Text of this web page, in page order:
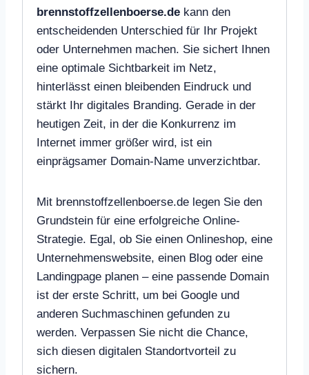
brennstoffzellenboerse.de kann den
entscheidenden Unterschied für Ihr Projekt
oder Unternehmen machen. Sie sichert Ihnen
eine optimale Sichtbarkeit im Netz,
hinterlässt einen bleibenden Eindruck und
stärkt Ihr digitales Branding. Gerade in der
heutigen Zeit, in der die Konkurrenz im
Internet immer größer wird, ist ein
einprägsamer Domain-Name unverzichtbar.
Mit brennstoffzellenboerse.de legen Sie den
Grundstein für eine erfolgreiche Online-
Strategie. Egal, ob Sie einen Onlineshop, eine
Unternehmenswebsite, einen Blog oder eine
Landingpage planen – eine passende Domain
ist der erste Schritt, um bei Google und
anderen Suchmaschinen gefunden zu
werden. Verpassen Sie nicht die Chance,
sich diesen digitalen Standortvorteil zu
sichern.